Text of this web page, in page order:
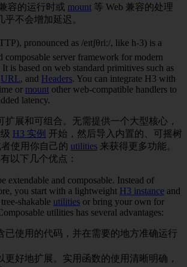
容的运行时或 mount 等 Web 兼容的处理
不会增加延迟。
pronounced as /eɪtʃθriː/, like h-3) is a
composable server framework for modern
is based on web standard primitives such as
URL, and Headers. You can integrate H3 with
or mount other web-compatible handlers to
latency.
扩展和可组合。无需提供一个大型核心，
H3 实例 开始，然后导入内置的、可摇树
者使用你自己的 utilities 来获得更多功能。
以下几个优点：
extendable and composable. Instead of
you start with a lightweight H3 instance and
shakable utilities or bring your own for
utilities has several advantages:
已使用的代码，并在需要的地方准确运行
更好地扩展。实用函数的使用清晰明确，